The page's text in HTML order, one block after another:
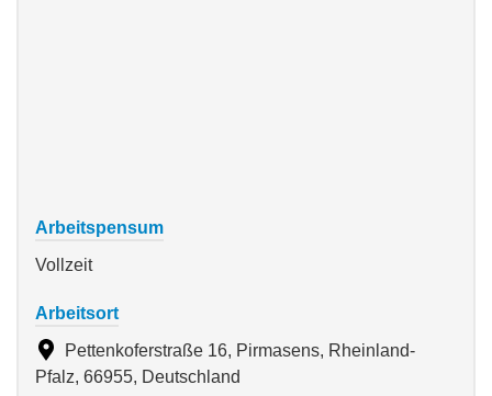
Arbeitspensum
Vollzeit
Arbeitsort
Pettenkoferstraße 16, Pirmasens, Rheinland-
Pfalz, 66955, Deutschland